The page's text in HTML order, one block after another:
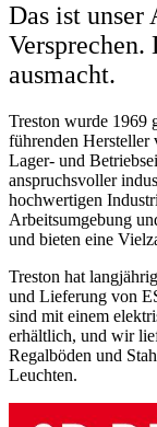
Das ist unser
Versprechen.
ausmacht.
Treston wurde 1969
führenden Hersteller
Lager- und
anspruchsvoller
hochwertigen
Arbeitsumgebung
und bieten eine
Treston hat
und Lieferung von
sind mit einem
erhältlich, und wir
Regalböden und
Leuchten.